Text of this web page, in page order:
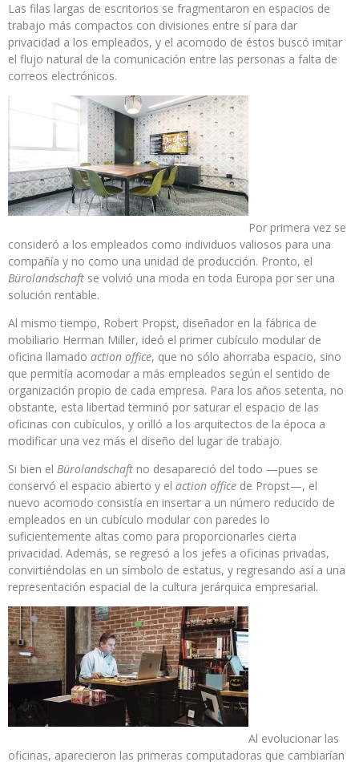
Las filas largas de escritorios se fragmentaron en espacios de
trabajo más compactos con divisiones entre sí para dar
privacidad a los empleados, y el acomodo de éstos buscó imitar
el flujo natural de la comunicación entre las personas a falta de
correos electrónicos.
Por primera vez se
consideró a los empleados como individuos valiosos para una
compañía y no como una unidad de producción. Pronto, el
Bürolandschaft se volvió una moda en toda Europa por ser una
solución rentable.
Al mismo tiempo, Robert Propst, diseñador en la fábrica de
mobiliario Herman Miller, ideó el primer cubículo modular de
oficina llamado action office, que no sólo ahorraba espacio, sino
que permitía acomodar a más empleados según el sentido de
organización propio de cada empresa. Para los años setenta, no
obstante, esta libertad terminó por saturar el espacio de las
oficinas con cubículos, y orilló a los arquitectos de la época a
modificar una vez más el diseño del lugar de trabajo.
Si bien el Bürolandschaft no desapareció del todo —pues se
conservó el espacio abierto y el action office de Propst—, el
nuevo acomodo consistía en insertar a un número reducido de
empleados en un cubículo modular con paredes lo
suficientemente altas como para proporcionarles cierta
privacidad. Además, se regresó a los jefes a oficinas privadas,
convirtiéndolas en un símbolo de estatus, y regresando así a una
representación espacial de la cultura jerárquica empresarial.
Al evolucionar las
oficinas, aparecieron las primeras computadoras que cambiarían